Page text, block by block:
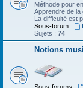
Méthode pour
Apprendre de la
La difficulté est
Sous-forum :
Sujets : 74
Notions